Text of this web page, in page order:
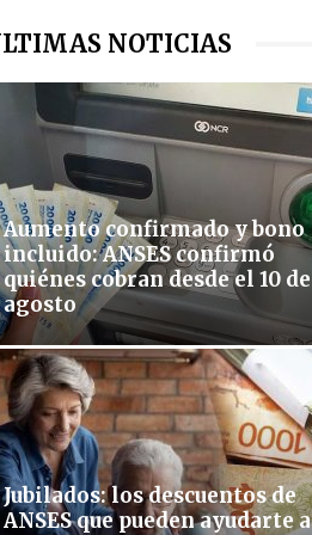
NOTICIAS
Aumento confirmado y bono
incluido: ANSES confirmó
quiénes cobran desde el 10 de
agosto
Jubilados: los descuentos de
ANSES que pueden ayudarte a